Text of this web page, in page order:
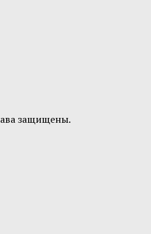
защищены.